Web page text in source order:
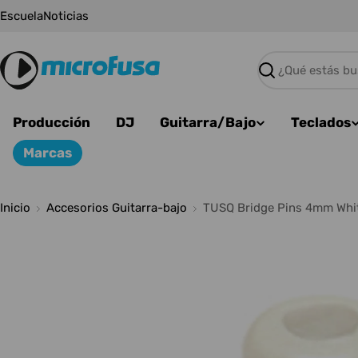
Saltar
EscuelaNoticias
Buscar
Producción DJ Guitarra/Bajo Teclados
Marcas
Inicio Accesorios Guitarra-bajo TUSQ Bridge Pins 4mm